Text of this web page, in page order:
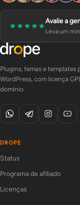
Avalie a
Leva um
Plugins, temas e templates
WordPress, com licença
domínio.
DROPE
Status
Programa de afiliado
Licenças